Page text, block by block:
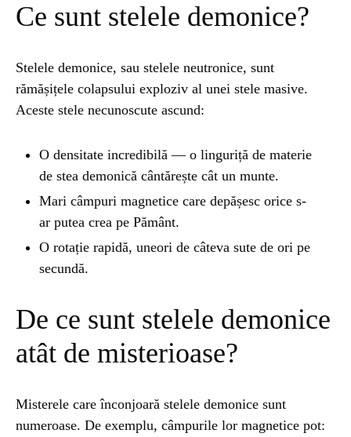
Ce sunt stelele demonice?
Stelele demonice, sau stelele neutronice, sunt
rămășițele colapsului exploziv al unei stele masive.
Aceste stele necunoscute ascund:
O densitate incredibilă — o linguriță de materie
de stea demonică cântărește cât un munte.
Mari câmpuri magnetice care depășesc orice s-
ar putea crea pe Pământ.
O rotație rapidă, uneori de câteva sute de ori pe
secundă.
De ce sunt stelele demonice
atât de misterioase?
Misterele care înconjoară stelele demonice sunt
numeroase. De exemplu, câmpurile lor magnetice pot:
APLICATIA
POPULAR
ȘTIINȚA 1 year ago
Barajul Trei Defileuri a Încetinit Rotația
Pământului: Mit sau Realitate?
BLOG 2 years ago
Seriale turcesti:Top 5 cele mai bune seriale
BLOG 2 years ago
Espressor paduri Senseo blocat?Afla cum îl
poti debloca
ȘTIINȚA 1 year ago
Ai simțit vreodată deja-vu? Află de ce se